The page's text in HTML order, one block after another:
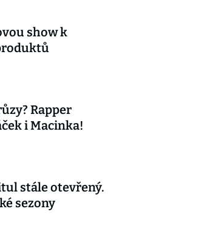
show k
Rapper
i Macinka!
stále otevřený.
sezony